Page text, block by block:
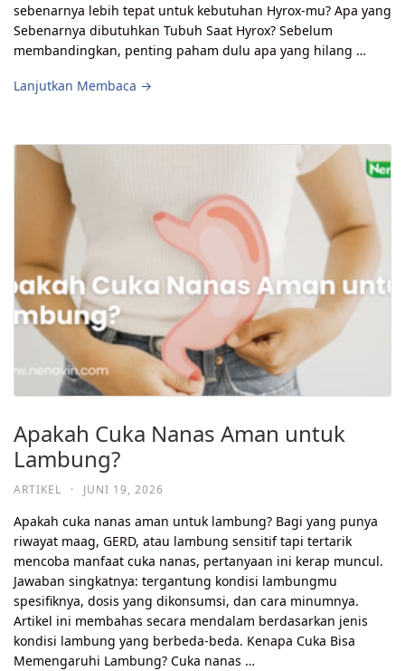
sebenarnya lebih tepat untuk kebutuhan Hyrox-mu? Apa yang
Sebenarnya dibutuhkan Tubuh Saat Hyrox? Sebelum
membandingkan, penting paham dulu apa yang hilang …
Lanjutkan Membaca →
Apakah Cuka Nanas Aman untuk
Lambung?
ARTIKEL · JUNI 19, 2026
Apakah cuka nanas aman untuk lambung? Bagi yang punya
riwayat maag, GERD, atau lambung sensitif tapi tertarik
mencoba manfaat cuka nanas, pertanyaan ini kerap muncul.
Jawaban singkatnya: tergantung kondisi lambungmu
spesifiknya, dosis yang dikonsumsi, dan cara minumnya.
Artikel ini membahas secara mendalam berdasarkan jenis
kondisi lambung yang berbeda-beda. Kenapa Cuka Bisa
Memengaruhi Lambung? Cuka nanas …